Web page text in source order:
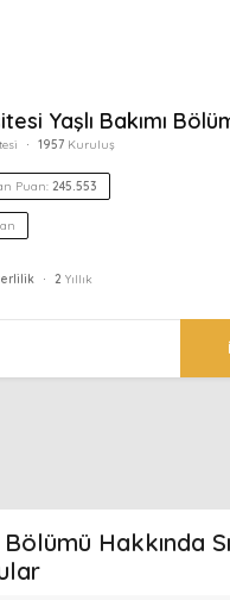
Yaşlı Bakımı
1957 Kuruluş
Puan: 245.553
2 Yıllık
Bölümü Hakkında